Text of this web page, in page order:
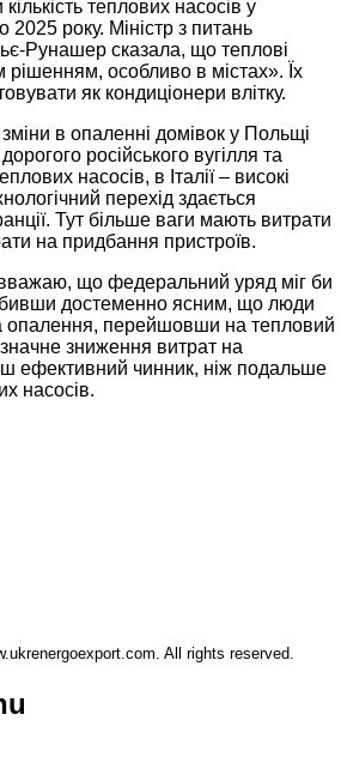
теплових насосів у
2025 року. Міністр з питань
Рунашер сказала, що теплові
рішенням, особливо в містах». Їх
як кондиціонери влітку.
в опаленні домівок у Польщі
російського вугілля та
насосів, в Італії – високі
перехід здається
Тут більше ваги мають витрати
на придбання пристроїв.
що федеральний уряд міг би
достеменно ясним, що люди
опалення, перейшовши на тепловий
зниження витрат на
ефективний чинник, ніж подальше
насосів.
All rights reserved.